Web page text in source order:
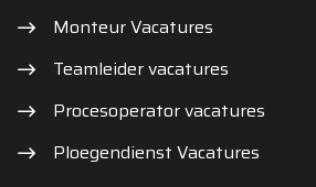
Monteur Vacatures
Teamleider vacatures
Procesoperator vacatures
Ploegendienst Vacatures